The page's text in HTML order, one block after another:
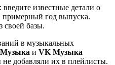
известные детали о
примерный год выпуска.
своей базы.
в музыкальных
и VK Музыка
добавляли их в плейлисты.